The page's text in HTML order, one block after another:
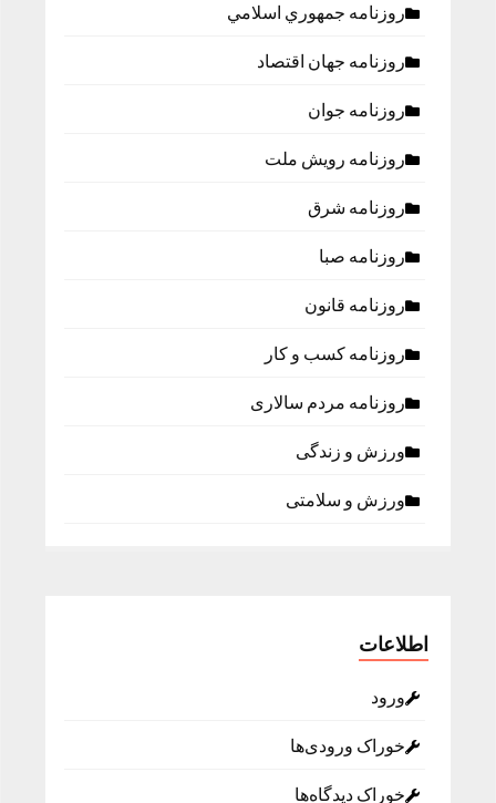
روزنامه جمهوري اسلامي
روزنامه جهان اقتصاد
روزنامه جوان
روزنامه رویش ملت
روزنامه شرق
روزنامه صبا
روزنامه قانون
روزنامه كسب و كار
روزنامه مردم سالاری
ورزش و زندگی
ورزش و سلامتی
اطلاعات
ورود
خوراک ورودی‌ها
خوراک دیدگاه‌ها